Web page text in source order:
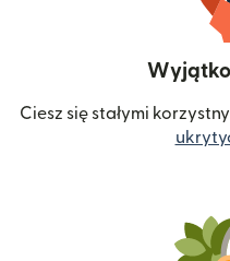
Ciesz się stałymi